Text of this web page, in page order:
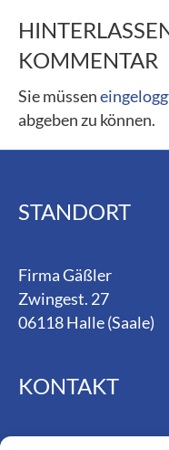
KOMMENTAR
Sie müssen
abgeben zu können.
STANDORT
Firma Gäßler
Zwingest. 27
06118 Halle (Saale)
KONTAKT